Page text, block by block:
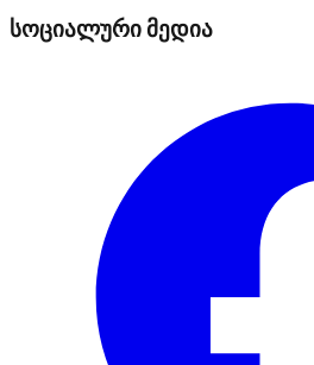
სოციალური მედია